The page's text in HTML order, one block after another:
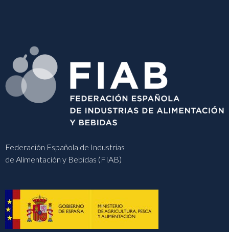
Federación Española de Industrias
de Alimentación y Bebidas (FIAB)